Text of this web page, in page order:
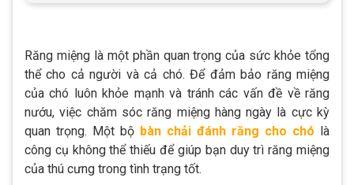
Răng miệng là một phần quan trọng của sức khỏe tổng
thể cho cả người và cả chó. Để đảm bảo răng miệng
của chó luôn khỏe mạnh và tránh các vấn đề về răng
nướu, việc chăm sóc răng miệng hàng ngày là cực kỳ
quan trọng. Một bộ bàn chải đánh răng cho chó là
công cụ không thể thiếu để giúp bạn duy trì răng miệng
của thú cưng trong tình trạng tốt.